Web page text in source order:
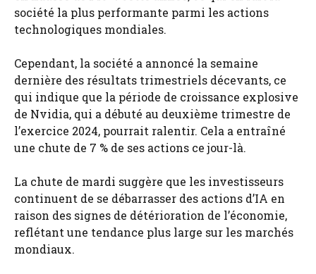
société la plus performante parmi les actions
technologiques mondiales.
Cependant, la société a annoncé la semaine
dernière des résultats trimestriels décevants, ce
qui indique que la période de croissance explosive
de Nvidia, qui a débuté au deuxième trimestre de
l’exercice 2024, pourrait ralentir. Cela a entraîné
une chute de 7 % de ses actions ce jour-là.
La chute de mardi suggère que les investisseurs
continuent de se débarrasser des actions d’IA en
raison des signes de détérioration de l’économie,
reflétant une tendance plus large sur les marchés
mondiaux.